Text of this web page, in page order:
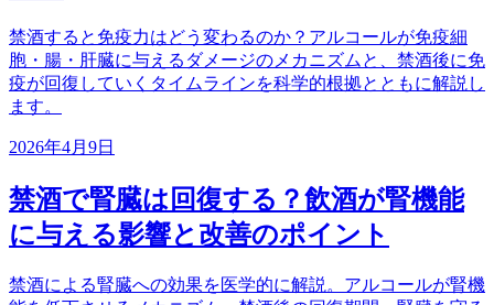
禁酒すると免疫力はどう変わるのか？アルコールが免疫細
胞・腸・肝臓に与えるダメージのメカニズムと、禁酒後に免
疫が回復していくタイムラインを科学的根拠とともに解説し
ます。
2026年4月9日
禁酒で腎臓は回復する？飲酒が腎機能
に与える影響と改善のポイント
禁酒による腎臓への効果を医学的に解説。アルコールが腎機